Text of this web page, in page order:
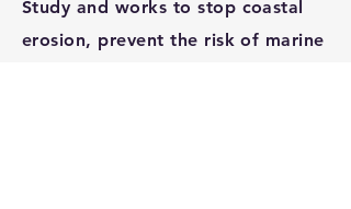
Study and works to stop coastal
erosion, prevent the risk of marine